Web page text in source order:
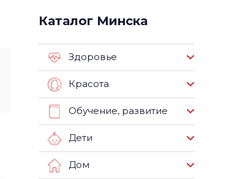
Каталог Минска
Здоровье
Красота
Обучение, развитие
Дети
Дом